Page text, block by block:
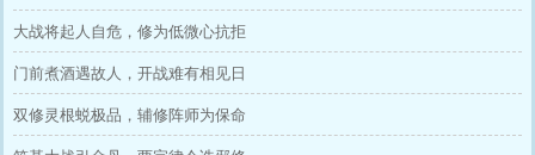
大战将起人自危，修为低微心抗拒
门前煮酒遇故人，开战难有相见日
双修灵根蜕极品，辅修阵师为保命